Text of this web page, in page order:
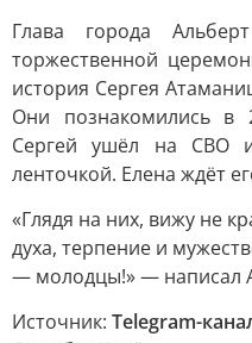
Глава города
торжественной
история Сергея
Они познакомились в
Сергей ушёл на СВО
ленточкой. Елена ждёт
«Глядя на них, вижу не
духа, терпение и
— молодцы!» — написал
Источник: Telegram-